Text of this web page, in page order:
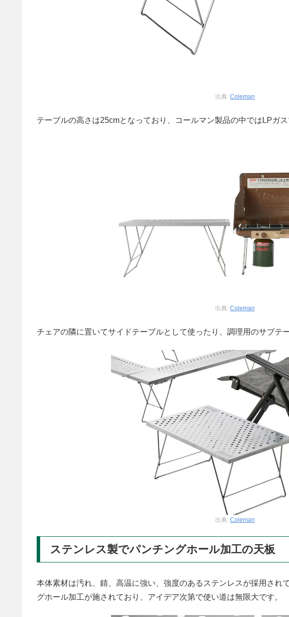
出典: Coleman
テーブルの高さは25cmとなっており、コールマン製品の中ではLPガ
出典: Coleman
チェアの隣に置いてサイドテーブルとして使ったり、調理用のサブテ
出典: Coleman
ステンレス製でパンチングホール加工の天板
本体素材は汚れ、錆、高温に強い、強度のあるステンレスが採用され
グホール加工が施されており、アイデア次第で使い道は無限大です。